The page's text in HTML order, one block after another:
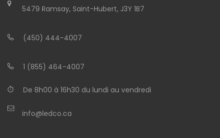
5479 Ramsay, Saint-Hubert, J3Y 1B7
(450) 444-4007
1 (855) 464-4007
De 8h00 à 16h30 du lundi au vendredi
info@ledco.ca